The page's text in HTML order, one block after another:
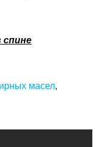
спине
масел,